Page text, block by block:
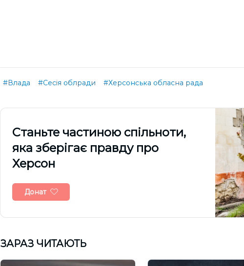
#Влада #Сесія облради #Херсонська обласна рада
Cтаньте частиною спільноти,
яка зберігає правду про
Херсон
Донат
ЗАРАЗ ЧИТАЮТЬ